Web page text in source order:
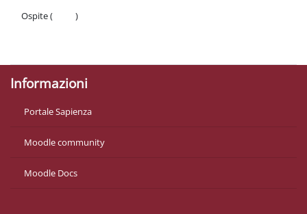
Ospite (
)
Informazioni
Portale Sapienza
Moodle community
Moodle Docs